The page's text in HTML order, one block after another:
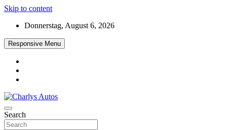
Skip to content
Donnerstag, August 6, 2026
Responsive Menu
Charlys Autos
Das neue Automagazin – global. regional. informativ. interaktiv
Search